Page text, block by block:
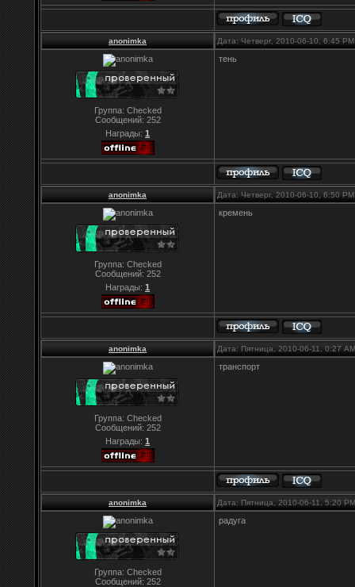
anonimka Дата: Четверг, 2010-06-10, 6:45
Группа: Checked
Сообщений: 252
Награды: 1
тень
anonimka Дата: Четверг, 2010-06-10, 6:50
Группа: Checked
Сообщений: 252
Награды: 1
кремень
anonimka Дата: Пятница, 2010-06-11, 0:27
Группа: Checked
Сообщений: 252
Награды: 1
транспорт
anonimka Дата: Пятница, 2010-06-11, 5:20
Группа: Checked
Сообщений: 252
радуга